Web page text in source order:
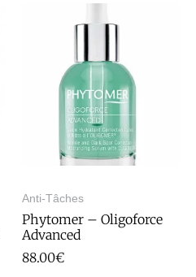
Anti-Tâches
Phytomer – Oligoforce
Advanced
88.00€